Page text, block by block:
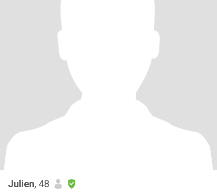
Julien, 48